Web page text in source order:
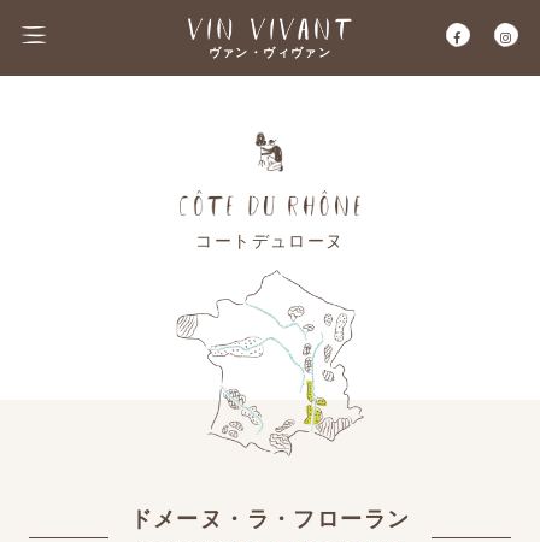
ヴァン・ヴィヴァン
コートデュローヌ
ドメーヌ・ラ・フローラン